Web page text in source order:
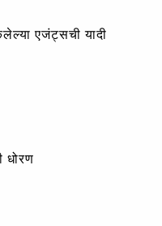
एजंट्सची यादी
धोरण